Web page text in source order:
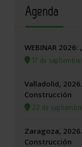
Agenda
WEBINAR
17 de
Valladolid,
Construcción
22 de
Zaragoza,
Construcción